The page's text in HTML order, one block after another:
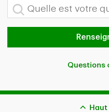
Quelle est votre question?
Questions
Haut